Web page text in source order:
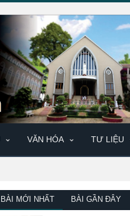
VĂN HÓA TƯ LIỆU
BÀI MỚI NHẤT BÀI GẦN ĐÂY